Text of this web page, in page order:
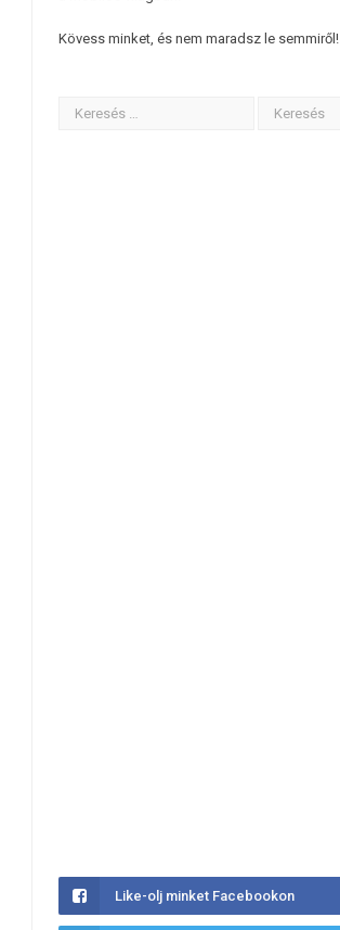
Kövess minket, és nem maradsz le semmiről!
Like-olj minket Facebookon